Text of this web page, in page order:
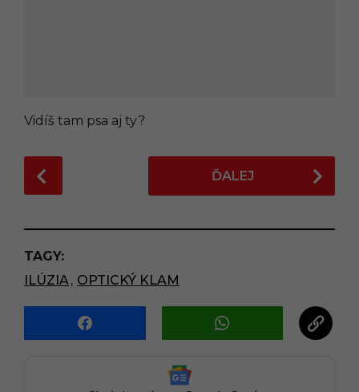
Vidíš tam psa aj ty?
o
t
P
a
g
i
n
ĎALEJ
TAGY:
ILÚZIA, OPTICKÝ KLAM